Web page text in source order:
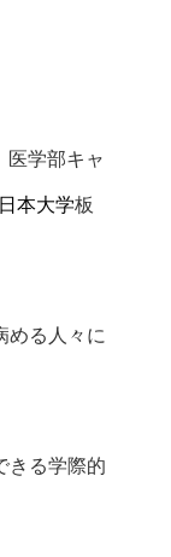
医学部キャ
日本大学板
める人々に
きる学際的